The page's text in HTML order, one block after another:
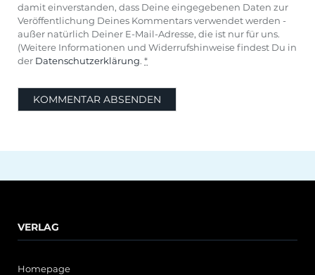
damit einverstanden, dass Deine eingegebenen Daten zur
Veröffentlichung Deines Kommentars verwendet werden -
außer natürlich Deiner E-Mail-Adresse, die ist nur für uns.
(Weitere Informationen und Widerrufshinweise findest Du in
der Datenschutzerklärung. *
VERLAG
Homepage